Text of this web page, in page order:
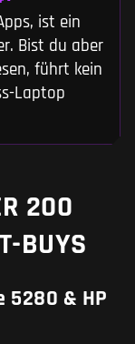
ist ein
Bist du aber
führt kein
Laptop
200
BUYS
& HP